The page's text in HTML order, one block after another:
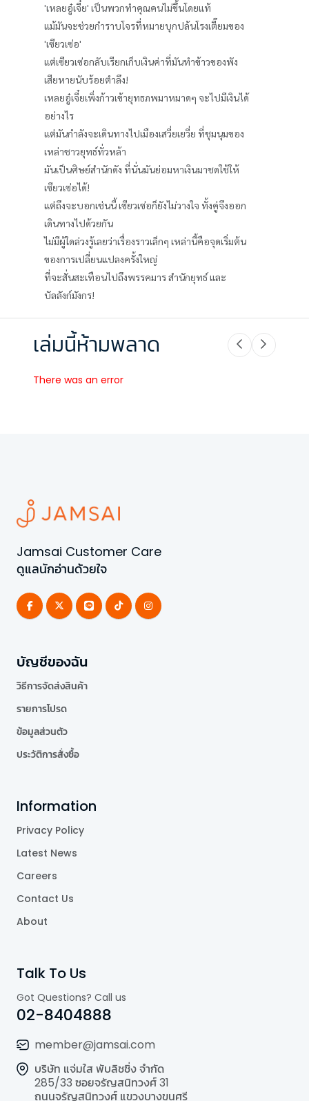
'เหลยอู๋เจี๋ย' เป็นพวกทำคุณคนไม่ขึ้นโดยแท้
แม้มันจะช่วยกำราบโจรที่หมายบุกปล้นโรงเตี๊ยมของ
'เซียวเซ่อ'
แต่เซียวเซ่อกลับเรียกเก็บเงินค่าที่มันทำข้าวของพัง
เสียหายนับร้อยตำลึง!
เหลยอู๋เจี๋ยเพิ่งก้าวเข้ายุทธภพมาหมาดๆ จะไปมีเงินได้
อย่างไร
แต่มันกำลังจะเดินทางไปเมืองเสวี่ยเยวี่ย ที่ชุมนุมของ
เหล่าชาวยุทธ์ทั่วหล้า
มันเป็นศิษย์สำนักดัง ที่นั่นมันย่อมหาเงินมาชดใช้ให้
เซียวเซ่อได้!
แต่ถึงจะบอกเช่นนี้ เซียวเซ่อก็ยังไม่วางใจ ทั้งคู่จึงออก
เดินทางไปด้วยกัน
ไม่มีผู้ใดล่วงรู้เลยว่าเรื่องราวเล็กๆ เหล่านี้คือจุดเริ่มต้น
ของการเปลี่ยนแปลงครั้งใหญ่
ที่จะสั่นสะเทือนไปถึงพรรคมาร สำนักยุทธ์ และ
บัลลังก์มังกร!
เล่มนี้ห้ามพลาด
There was an error
Jamsai Customer Care
ดูแลนักอ่านด้วยใจ
บัญชีของฉัน
วิธีการจัดส่งสินค้า
รายการโปรด
ข้อมูลส่วนตัว
ประวัติการสั่งซื้อ
Information
Privacy Policy
Latest News
Careers
Contact Us
About
Talk To Us
Got Questions? Call us
02-8404888
member@jamsai.com
บริษัท แจ่มใส พับลิชชิ่ง จำกัด
285/33 ซอยจรัญสนิทวงศ์ 31
ถนนจรัญสนิทวงศ์ แขวงบางขุนศรี